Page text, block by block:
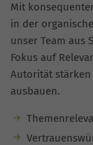
Mit
in der
unser Team aus
Fokus auf
Autorität
ausbauen.